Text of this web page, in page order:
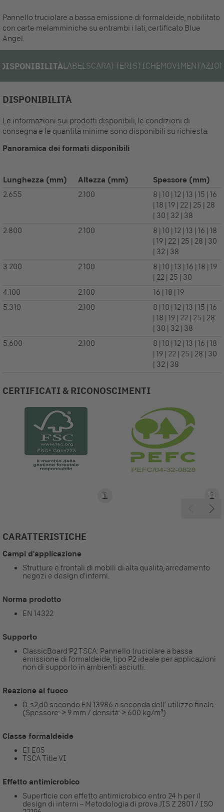
Pannello truciolare a bassa emissione di formaldeide, nobilitato
con carte melamminiche su entrambi i lati, certificato Blue
Angel.
DISPONIBILITÀLABELSCARATTERISTICHE
DISPONIBILITÀ
Le informazioni sui prodotti disponibili, le condizioni di
consegna e le quantità minime sono disponibili su richiesta.
Panoramica dei formati disponibili
Lunghezza (mm) Altezza (mm) Spessore (mm)
2.655 2.100
8 | 10 | 12 | 13 | 15 | 16
| 18 | 19 | 22 | 25 | 28
| 30 | 32 | 38
2.800
2.100
8 | 10 | 12 | 13 | 16 | 18
| 19 | 22 | 25 | 28 | 30
| 32 | 38
3.200
2.100
8 | 10 | 13 | 16 | 18 | 19
| 22 | 25 | 30
4.100
2.100
16 | 18 | 19
5.310
2.100
8 | 10 | 12 | 13 | 15 | 16
| 18 | 19 | 22 | 25 | 28
| 30 | 32 | 38
5.600
2.100
8 | 10 | 12 | 13 | 16 | 18
| 19 | 22 | 25 | 28 | 30
| 32 | 38
CERTIFICATI & RICONOSCIMENTI
CARATTERISTICHE
Campi d'applicazione
Strutture e frontali di mobili di alta qualità, arredamento
negozi e design d’interni.
Norma prodotto
EN 14322
Supporto
ClassicBoard P2 TSCA: Pannello truciolare a bassa
emissione di formaldeide, tipo P2 ideale per applicazioni
non di supporto in ambienti asciutti.
Reazione al fuoco
D-s2,d0 secondo EN 13986 a seconda dell’ utilizzo finale
(Spessore: ≥ 9 mm / densità: ≥ 600 kg/m³)
Classe formaldeide
E1 E05
TSCA Title VI
Effetto antimicrobico
Superficie con effetto antimicrobico entro 24 h per il
design di interni – Metodologia di prova JIS Z 2801 / ISO